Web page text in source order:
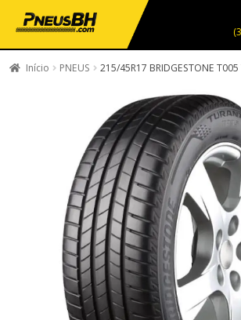
PNEUS EM OFERTA SERVIÇOS AUTOMOTIVOS
Início PNEUS 215/45R17 BRIDGESTONE